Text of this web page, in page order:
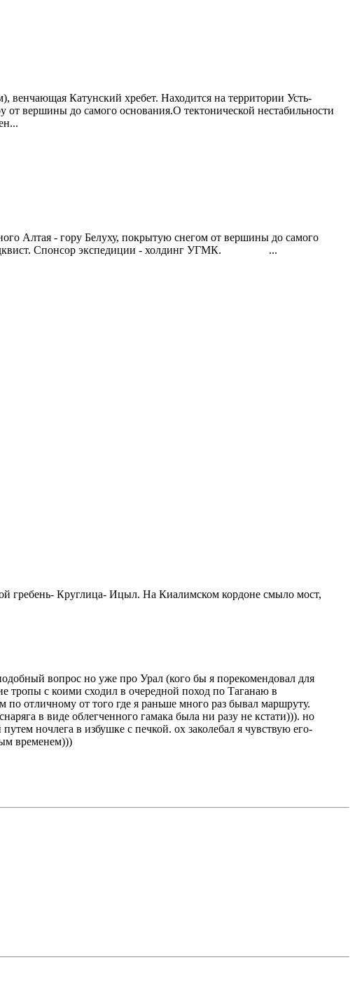
Катунский хребет. Находится на территории Усть-
от вершины до самого основания.О тектонической нестабильности
Алтая - гору Белуху, покрытую снегом от вершины до самого
Спонсор экспедиции - холдинг УГМК. ...
гребень- Круглица- Ицыл. На Киалимском кордоне смыло мост,
вопрос но уже про Урал (кого бы я порекомендовал для
тропы с коими сходил в очередной поход по Таганаю в
отличному от того где я раньше много раз бывал маршруту.
в виде облегченного гамака была ни разу не кстати))). но
ночлега в избушке с печкой. ох заколебал я чувствую его-
временем)))